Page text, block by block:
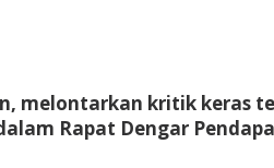
melontarkan kritik keras
Rapat Dengar